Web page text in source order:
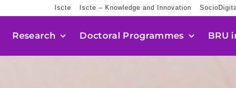
Iscte Iscte – Knowledge and Innovation
Research Doctoral Programmes BRU